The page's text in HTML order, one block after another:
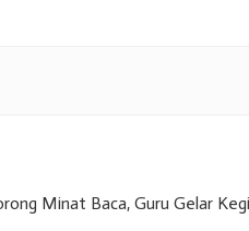
Minat Baca, Guru Gelar